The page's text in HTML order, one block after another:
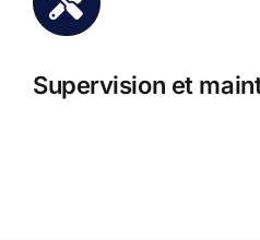
Supervision et